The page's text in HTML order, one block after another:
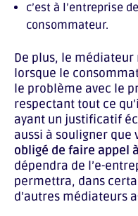
c’est à l’entreprise
consommateur.
De plus, le
lorsque le
le problème avec le
respectant tout ce
ayant un justificatif
aussi à souligner que
obligé de faire appel
dépendra de l’e-
permettra, dans
d’autres médiateurs